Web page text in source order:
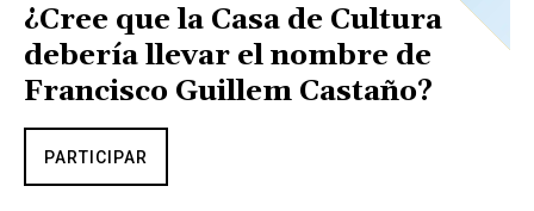
¿Cree que la Casa de Cultura
debería llevar el nombre de
Francisco Guillem Castaño?
PARTICIPAR